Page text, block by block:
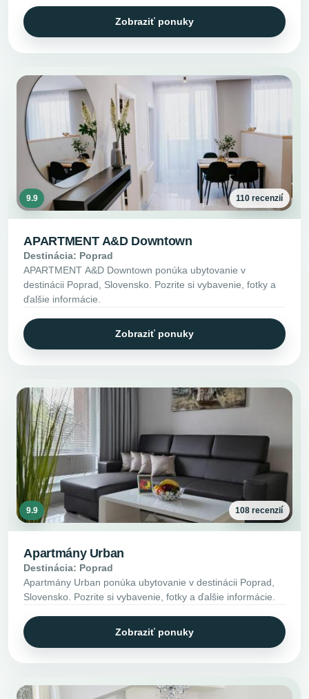
Zobraziť ponuky
9.9 110 recenzií
APARTMENT A&D Downtown
Destinácia: Poprad
APARTMENT A&D Downtown ponúka ubytovanie v
destinácii Poprad, Slovensko. Pozrite si vybavenie, fotky a
ďalšie informácie.
Zobraziť ponuky
9.9 108 recenzií
Apartmány Urban
Destinácia: Poprad
Apartmány Urban ponúka ubytovanie v destinácii Poprad,
Slovensko. Pozrite si vybavenie, fotky a ďalšie informácie.
Zobraziť ponuky